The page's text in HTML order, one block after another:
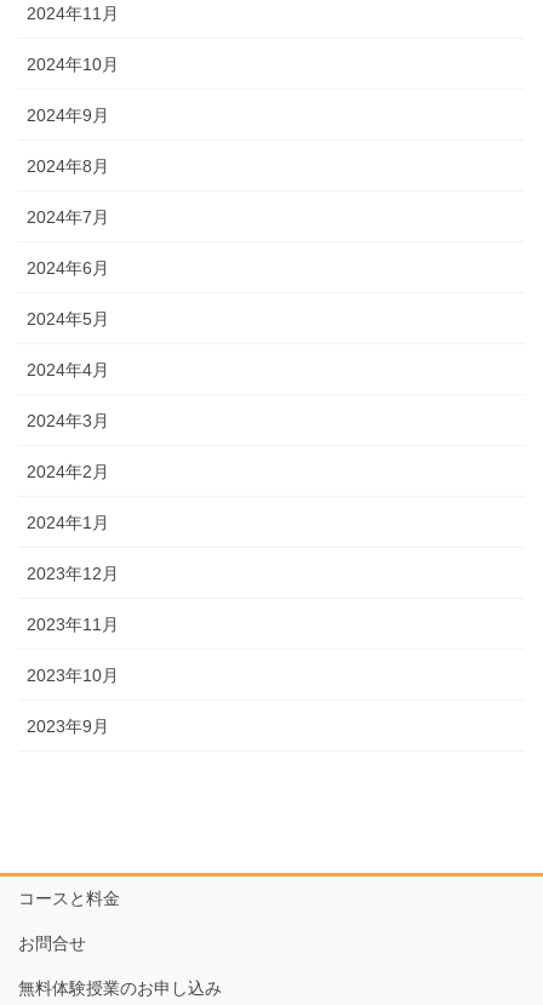
2024年11月
2024年10月
2024年9月
2024年8月
2024年7月
2024年6月
2024年5月
2024年4月
2024年3月
2024年2月
2024年1月
2023年12月
2023年11月
2023年10月
2023年9月
コースと料金
お問合せ
無料体験授業のお申し込み